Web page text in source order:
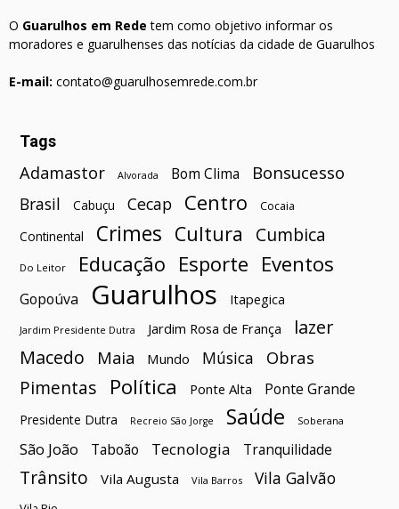
O Guarulhos em Rede tem como objetivo informar os
moradores e guarulhenses das notícias da cidade de Guarulhos
E-mail: contato@guarulhosemrede.com.br
Tags
Adamastor Alvorada Bom Clima Bonsucesso
Brasil Cabuçu Cecap Centro Cocaia
Continental Crimes Cultura Cumbica
Do Leitor Educação Esporte Eventos
Gopoúva Guarulhos Itapegica
Jardim Presidente Dutra Jardim Rosa de França
lazer
Macedo
Maia Mundo Música Obras
Pimentas Política Ponte Alta Ponte Grande
Presidente Dutra Recreio São Jorge Saúde Soberana
São João Taboão Tecnologia Tranquilidade
Trânsito Vila Augusta Vila Barros Vila Galvão